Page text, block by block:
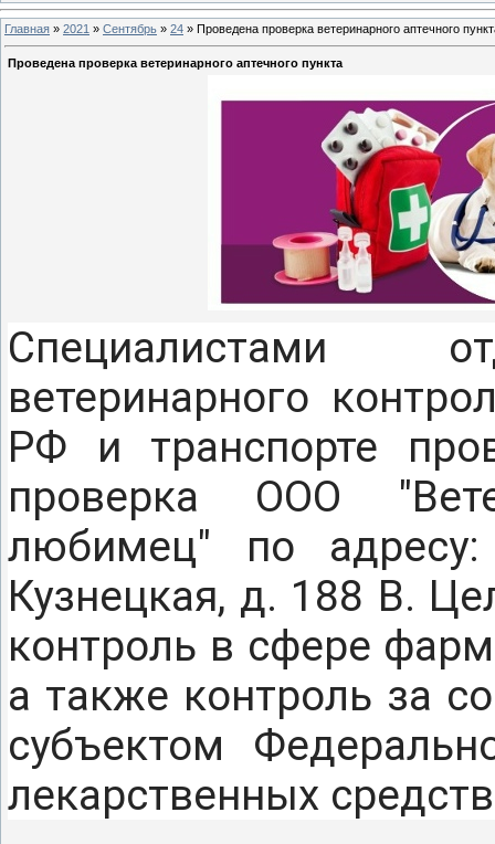
Главная » 2021 » Сентябрь » 24 » Проведена проверка ветеринарного аптечного
Проведена проверка ветеринарного аптечного пункта
Специалистами
ветеринарного
РФ и транспорте
проверка ООО
любимец" по
Кузнецкая, д. 188 В.
контроль в сфере
а также контроль за
субъектом
лекарственных